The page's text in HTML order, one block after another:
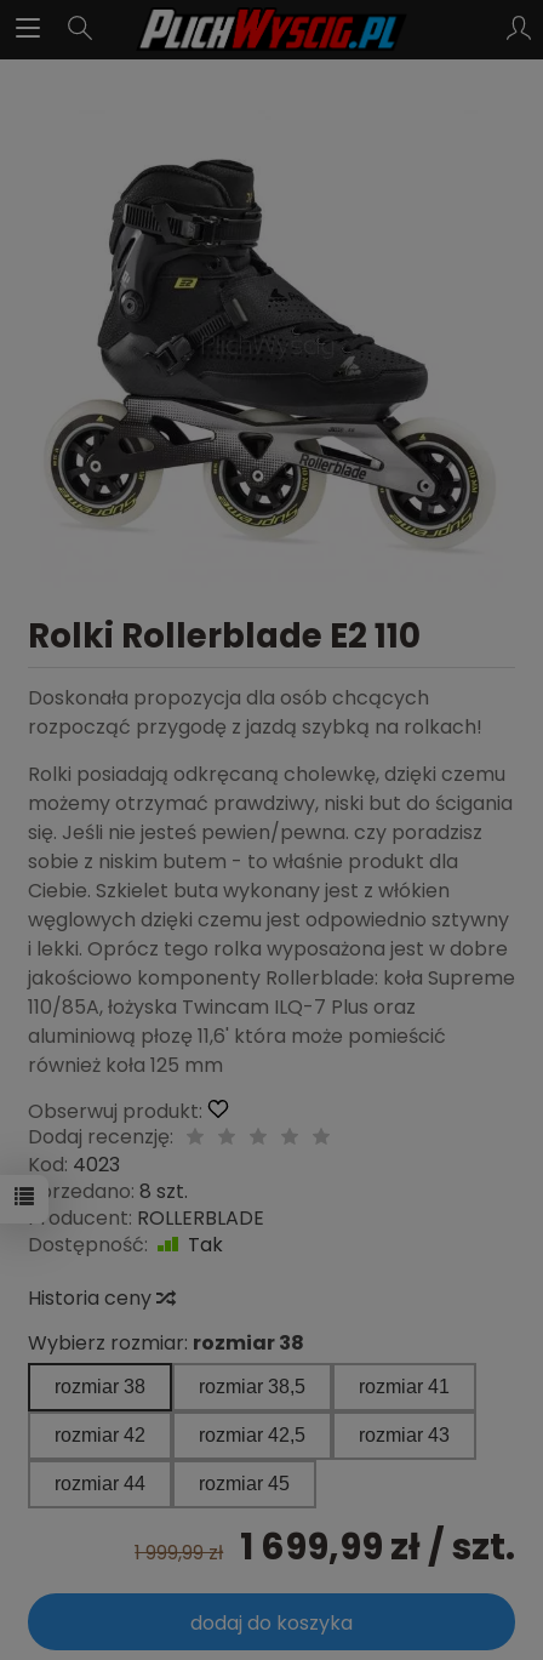
Rolki Rollerblade E2 110
Doskonała propozycja dla osób chcących
rozpocząć przygodę z jazdą szybką na rolkach!
Rolki posiadają odkręcaną cholewkę, dzięki czemu
możemy otrzymać prawdziwy, niski but do ścigania
się. Jeśli nie jesteś pewien/pewna. czy poradzisz
sobie z niskim butem - to właśnie produkt dla
Ciebie. Szkielet buta wykonany jest z włókien
węglowych dzięki czemu jest odpowiednio sztywny
i lekki. Oprócz tego rolka wyposażona jest w dobre
jakościowo komponenty Rollerblade: koła Supreme
110/85A, łożyska Twincam ILQ-7 Plus oraz
aluminiową płozę 11,6' która może pomieścić
również koła 125 mm
Obserwuj produkt:
Dodaj recenzję:
Kod: 4023
Sprzedano: 8 szt.
Producent: ROLLERBLADE
Dostępność:
Tak
Historia ceny
Wybierz rozmiar: rozmiar 38
rozmiar 38 rozmiar 38,5 rozmiar 41
rozmiar 42 rozmiar 42,5 rozmiar 43
rozmiar 44 rozmiar 45
1 999,99 zł 1 699,99 zł/ szt.
dodaj do koszyka